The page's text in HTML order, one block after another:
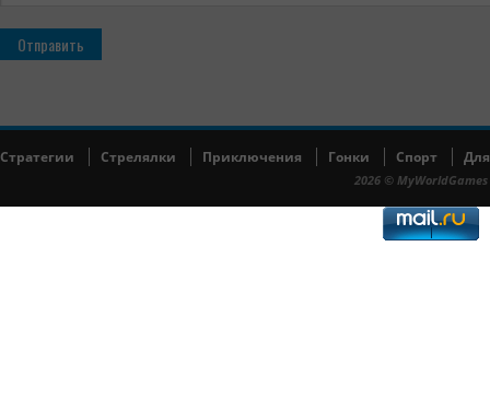
Cтратегии Cтрелялки Приключения Гонки Спорт
2026 ©